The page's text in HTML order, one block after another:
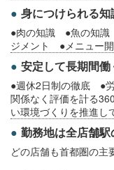
身につけられる知
●肉の知識 ●魚の知
ジメント ●メニュー
安定して長期間働
●週休2日制の徹底 ●
関係なく評価を計る
い環境づくりを推進し
勤務地は全店舗駅
どの店舗も首都圏の主